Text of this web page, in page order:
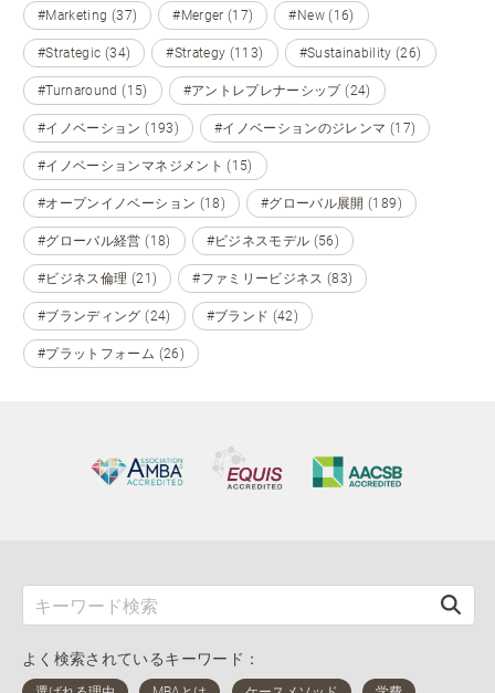
#Marketing (37) #Merger (17) #New (16)
#Strategic (34) #Strategy (113) #Sustainability (26)
#Turnaround (15) #アントレプレナーシップ (24)
#イノベーション (193) #イノベーションのジレンマ (17)
#イノベーションマネジメント (15)
#オープンイノベーション (18) #グローバル展開 (189)
#グローバル経営 (18) #ビジネスモデル (56)
#ビジネス倫理 (21) #ファミリービジネス (83)
#ブランディング (24) #ブランド (42)
#プラットフォーム (26)
よく検索されているキーワード：